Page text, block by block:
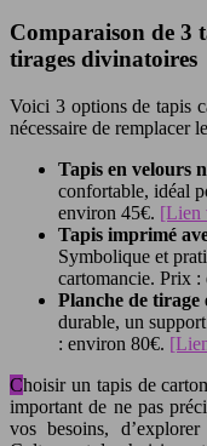
Comparaison de 3
tirages divinatoires
Voici 3 options de tapis
nécessaire de remplacer
Tapis en velours
confortable, idéal
environ 45€. [Lien
Tapis imprimé
Symbolique et
cartomancie. Prix :
Planche de
durable, un
: environ 80€.
Choisir un tapis de cartomancie n’est pas une mince affaire, et il est
important de ne pas
vos besoins,